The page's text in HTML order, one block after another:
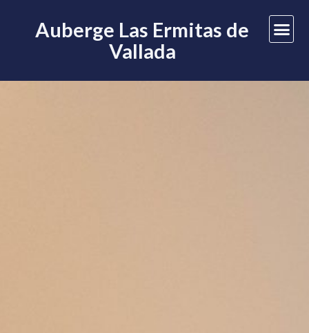
Auberge Las Ermitas de
Vallada